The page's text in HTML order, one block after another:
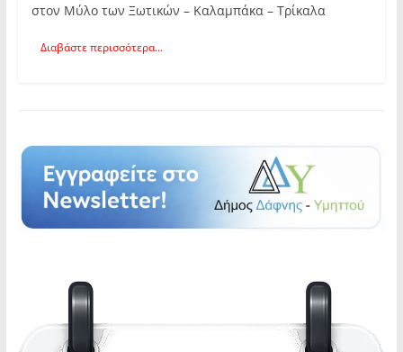
στον Μύλο των Ξωτικών – Καλαμπάκα – Τρίκαλα
Διαβάστε περισσότερα...